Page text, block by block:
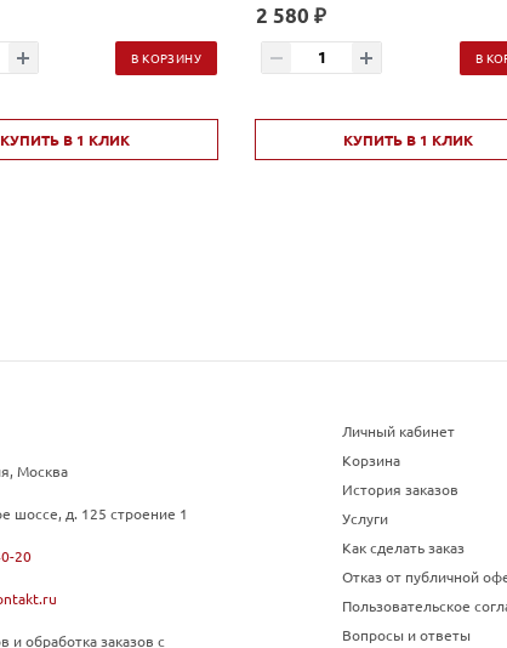
В КОРЗИНУ
КУПИТЬ В 1 КЛИК
2 580 ₽
В
КУПИТЬ В 1 КЛИК
Москва
шоссе, д. 125 строение 1
20
и обработка заказов с
Личный кабинет
Корзина
История заказов
Услуги
Как сделать заказ
Отказ от публичной
Пользовательское
Вопросы и ответы